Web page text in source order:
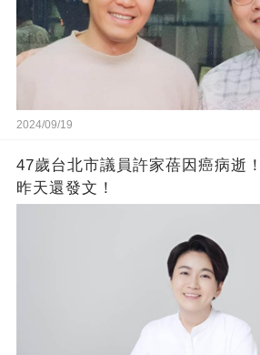
2024/09/19
47歲台北市議員許家蓓因癌病逝
昨天還發文！